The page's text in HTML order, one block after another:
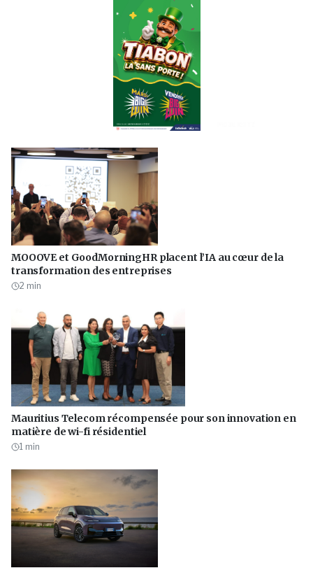
MOOOVE et GoodMorningHR placent l’IA au cœur de la
transformation des entreprises
2 min
Mauritius Telecom récompensée pour son innovation en
matière de wi-fi résidentiel
1 min